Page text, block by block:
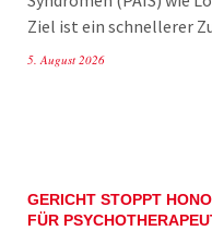
Ziel ist ein schnellerer
5. August 2026
GERICHT STOPPT
FÜR